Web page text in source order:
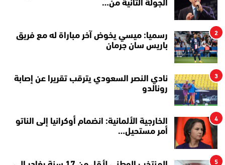
الجولة الثانية من…
2
رسميا: ميسي يخوض آخر مباراة له مع فريق
باريس سان جرمان
3
نادي النصر السعودي يترقب تقريرا عن إصابة
رونالدو
4
الخارجية الألمانية: انضمام أوكرانيا إلى الناتو
أمر مستحيل…
5